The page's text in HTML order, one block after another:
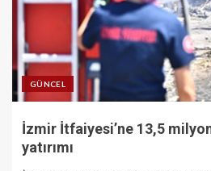
GÜNCEL
İzmir İtfaiyesi’ne 13,5
yatırımı